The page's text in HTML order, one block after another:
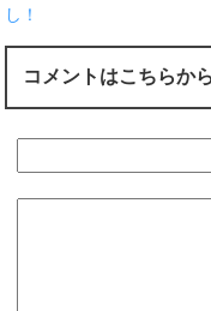
し！
コメントはこちらか